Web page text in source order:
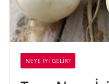
NEYE İYİ GELİR?